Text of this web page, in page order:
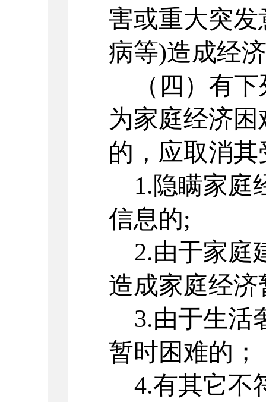
害或重大突
病等)造成经
（四）有
为家庭经济
的，应取消
1.隐瞒家庭
信息的;
2.由于家庭
造成家庭经
3.由于生活
暂时困难的；
4.有其它不